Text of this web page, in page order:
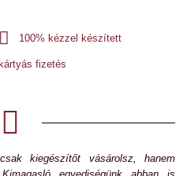
100% kézzel készített
fizetés
kiegészítőt vásárolsz, hanem
egyediségünk abban is